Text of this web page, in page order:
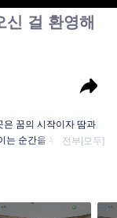
신 걸 환영해
은 꿈의 시작이자 땀과
는 순간을 위해 밤낮을
전부[모두]